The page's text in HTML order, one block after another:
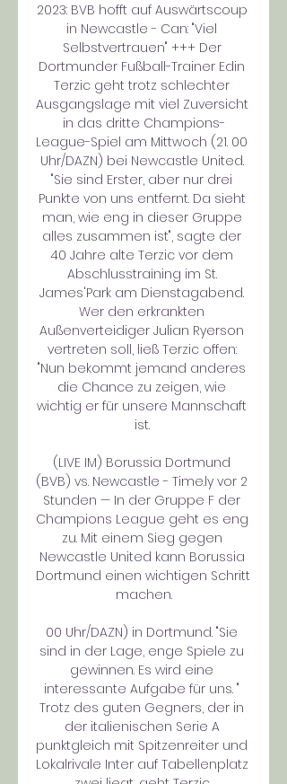
2023: BVB hofft auf Auswärtscoup
in Newcastle - Can: "Viel
Selbstvertrauen" +++ Der
Dortmunder Fußball-Trainer Edin
Terzic geht trotz schlechter
Ausgangslage mit viel Zuversicht
in das dritte Champions-
League-Spiel am Mittwoch (21. 00
Uhr/DAZN) bei Newcastle United.
"Sie sind Erster, aber nur drei
Punkte von uns entfernt. Da sieht
man, wie eng in dieser Gruppe
alles zusammen ist", sagte der
40 Jahre alte Terzic vor dem
Abschlusstraining im St.
James'Park am Dienstagabend.
Wer den erkrankten
Außenverteidiger Julian Ryerson
vertreten soll, ließ Terzic offen:
"Nun bekommt jemand anderes
die Chance zu zeigen, wie
wichtig er für unsere Mannschaft
ist.
(LIVE IM) Borussia Dortmund
(BVB) vs. Newcastle - Time.ly vor 2
Stunden — In der Gruppe F der
Champions League geht es eng
zu. Mit einem Sieg gegen
Newcastle United kann Borussia
Dortmund einen wichtigen Schritt
machen.
00 Uhr/DAZN) in Dortmund. "Sie
sind in der Lage, enge Spiele zu
gewinnen. Es wird eine
interessante Aufgabe für uns. "
Trotz des guten Gegners, der in
der italienischen Serie A
punktgleich mit Spitzenreiter und
Lokalrivale Inter auf Tabellenplatz